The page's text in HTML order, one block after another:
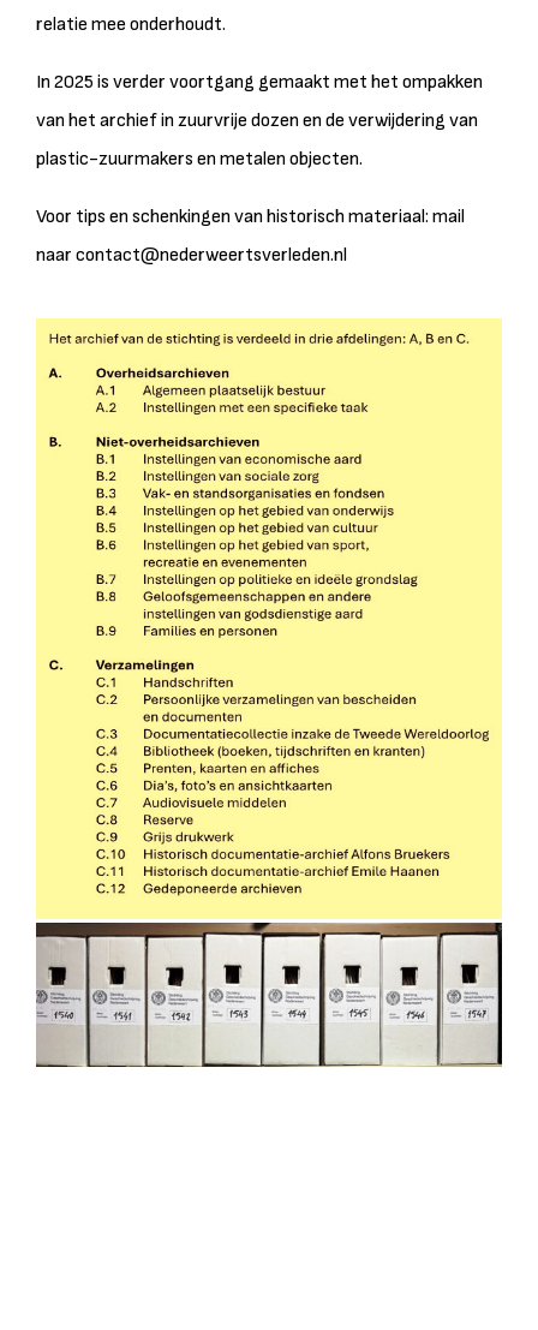
relatie mee onderhoudt.
In 2025 is verder voortgang gemaakt met het ompakken
van het archief in zuurvrije dozen en de verwijdering van
plastic-zuurmakers en metalen objecten.
Voor tips en schenkingen van historisch materiaal: mail
naar contact@nederweertsverleden.nl